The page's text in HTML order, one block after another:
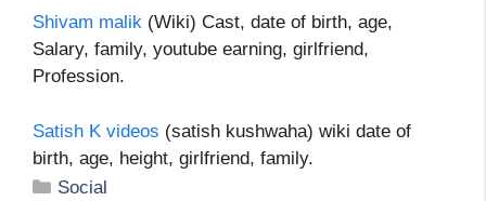
Shivam malik (Wiki) Cast, date of birth, age,
Salary, family, youtube earning, girlfriend,
Profession.
Satish K videos (satish kushwaha) wiki date of
birth, age, height, girlfriend, family.
Categories
Social